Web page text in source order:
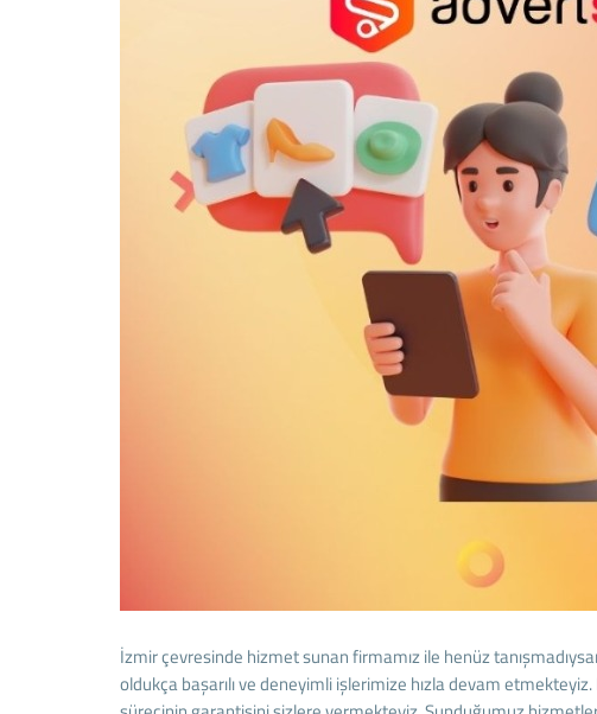
İzmir çevresinde hizmet sunan firmamız ile henüz
oldukça başarılı ve deneyimli işlerimize hızla devam